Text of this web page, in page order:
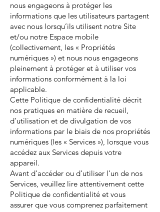
nous engageons à protéger les
informations que les utilisateurs partagent
avec nous lorsqu’ils utilisent notre Site
et/ou notre Espace mobile
(collectivement, les « Propriétés
numériques ») et nous nous engageons
pleinement à protéger et à utiliser vos
informations conformément à la loi
applicable.
Cette Politique de confidentialité décrit
nos pratiques en matière de recueil,
d’utilisation et de divulgation de vos
informations par le biais de nos propriétés
numériques (les « Services »), lorsque vous
accédez aux Services depuis votre
appareil.
Avant d’accéder ou d’utiliser l’un de nos
Services, veuillez lire attentivement cette
Politique de confidentialité et vous
assurer que vous comprenez parfaitement